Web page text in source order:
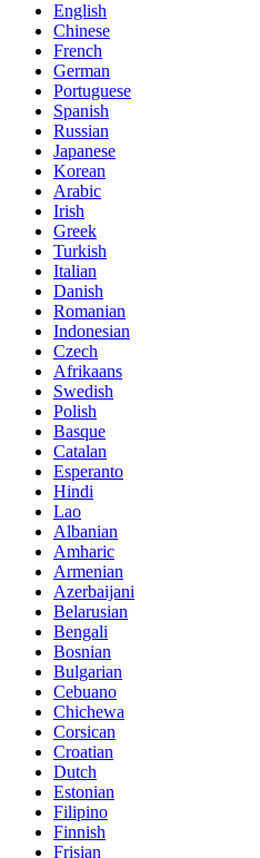
English
Chinese
French
German
Portuguese
Spanish
Russian
Japanese
Korean
Arabic
Irish
Greek
Turkish
Italian
Danish
Romanian
Indonesian
Czech
Afrikaans
Swedish
Polish
Basque
Catalan
Esperanto
Hindi
Lao
Albanian
Amharic
Armenian
Azerbaijani
Belarusian
Bengali
Bosnian
Bulgarian
Cebuano
Chichewa
Corsican
Croatian
Dutch
Estonian
Filipino
Finnish
Frisian